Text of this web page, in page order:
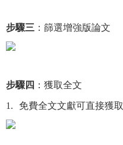
步驟三 ：篩選增強版論文
步驟四 ：獲取全文
1. 免費全文文獻可直接獲取